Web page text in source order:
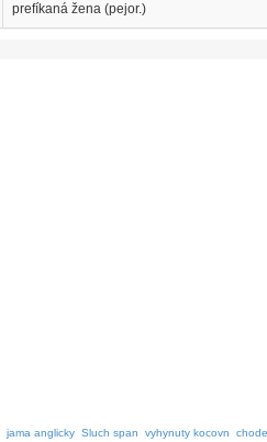
prefíkaná žena (pejor.)
jama anglicky Sluch span vyhynuty kocovn